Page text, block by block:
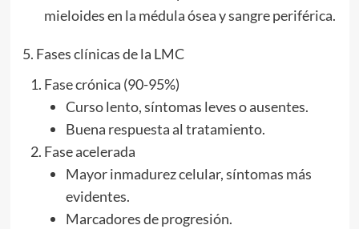
mieloides en la médula ósea y sangre periférica.
5. Fases clínicas de la LMC
Fase crónica (90-95%)
Curso lento, síntomas leves o ausentes.
Buena respuesta al tratamiento.
Fase acelerada
Mayor inmadurez celular, síntomas más
evidentes.
Marcadores de progresión.